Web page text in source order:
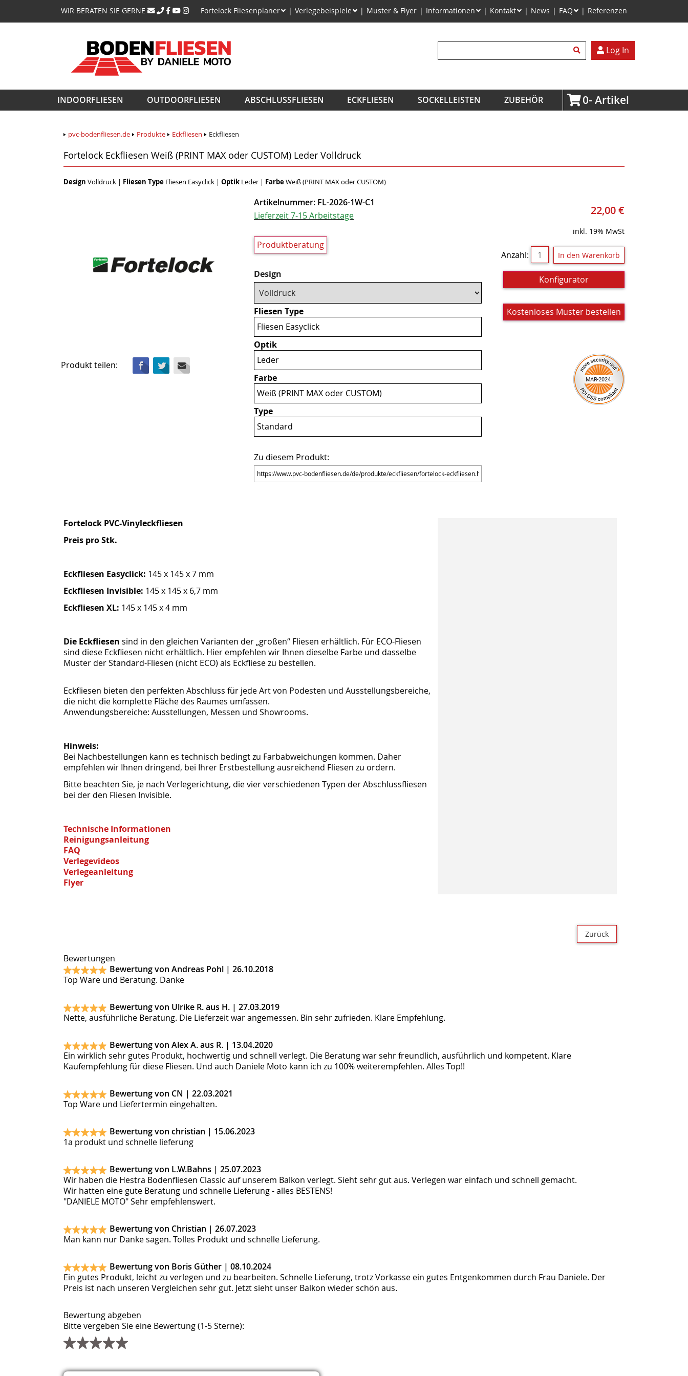
WIR BERATEN SIE GERNE
Navigation
überspringen
Fortelock Fliesenplaner Verlegebeispiele Muster & Flyer Informationen Kontakt News FAQ Referenzen
Suchbegriffe
Log In
Navigation
überspringen
INDOORFLIESEN OUTDOORFLIESEN ABSCHLUSSFLIESEN ECKFLIESEN SOCKELLEISTEN ZUBEHÖR 0
pvc-bodenfliesen.de Produkte Eckfliesen Eckfliesen
Fortelock Eckfliesen Weiß (PRINT MAX oder CUSTOM) Leder Volldruck
Design Volldruck | Fliesen Type Fliesen Easyclick | Optik Leder | FarbeWeiß (PRINT MAX oder CUSTOM)
Produkt teilen: Facebook
Twitter
Artikelnummer: FL-2026-1W-C1
Lieferzeit 7-15 Arbeitstage
Produktberatung
Pflichtfeld
Design
Fliesen Type
Fliesen Easyclick
Optik
Leder
Farbe
Weiß (PRINT MAX oder CUSTOM)
Type
Standard
Zu diesem Produkt:
22,00€
inkl. 19% MwSt
Anzahl:
Konfigurator
Kostenloses Muster bestellen
Fortelock PVC-Vinyleckfliesen
Preis pro Stk.
Eckfliesen Easyclick: 145 x 145 x 7 mm
Eckfliesen Invisible: 145 x 145 x 6,7 mm
Eckfliesen XL: 145 x 145 x 4 mm
Die Eckfliesen sind in den gleichen Varianten der „großen“ Fliesen erhältlich. Für ECO-Fliesen
sind diese Eckfliesen nicht erhältlich. Hier empfehlen wir Ihnen dieselbe Farbe und dasselbe
Muster der Standard-Fliesen (nicht ECO) als Eckfliese zu bestellen.
Eckfliesen bieten den perfekten Abschluss für jede Art von Podesten und Ausstellungsbereiche,
die nicht die komplette Fläche des Raumes umfassen.
Anwendungsbereiche: Ausstellungen, Messen und Showrooms.
Hinweis:
Bei Nachbestellungen kann es technisch bedingt zu Farbabweichungen kommen. Daher
empfehlen wir Ihnen dringend, bei Ihrer Erstbestellung ausreichend Fliesen zu ordern.
Bitte beachten Sie, je nach Verlegerichtung, die vier verschiedenen Typen der Abschlussfliesen
bei der den Fliesen Invisible.
Technische Informationen
Reinigungsanleitung
FAQ
Verlegevideos
Verlegeanleitung
Flyer
Zurück
Bewertungen
Bewertung von Andreas Pohl | 26.10.2018
Top Ware und Beratung. Danke
Bewertung von Ulrike R. aus H. | 27.03.2019
Nette, ausführliche Beratung. Die Lieferzeit war angemessen. Bin sehr zufrieden. Klare Empfehlung.
Bewertung von Alex A. aus R. | 13.04.2020
Ein wirklich sehr gutes Produkt, hochwertig und schnell verlegt. Die Beratung war sehr freundlich, ausführlich und kompetent. Klare
Kaufempfehlung für diese Fliesen. Und auch Daniele Moto kann ich zu 100% weiterempfehlen. Alles Top!!
Bewertung von CN | 22.03.2021
Top Ware und Liefertermin eingehalten.
Bewertung von christian | 15.06.2023
1a produkt und schnelle lieferung
Bewertung von L.W.Bahns | 25.07.2023
Wir haben die Hestra Bodenfliesen Classic auf unserem Balkon verlegt. Sieht sehr gut aus. Verlegen war einfach und schnell gemacht.
Wir hatten eine gute Beratung und schnelle Lieferung - alles BESTENS!
"DANIELE MOTO" Sehr empfehlenswert.
Bewertung von Christian | 26.07.2023
Man kann nur Danke sagen. Tolles Produkt und schnelle Lieferung.
Bewertung von Boris Güther | 08.10.2024
Ein gutes Produkt, leicht zu verlegen und zu bearbeiten. Schnelle Lieferung, trotz Vorkasse ein gutes Entgenkommen durch Frau Daniele. Der
Preis ist nach unseren Vergleichen sehr gut. Jetzt sieht unser Balkon wieder schön aus.
Bewertung abgeben
Bitte vergeben Sie eine Bewertung (1-5 Sterne):